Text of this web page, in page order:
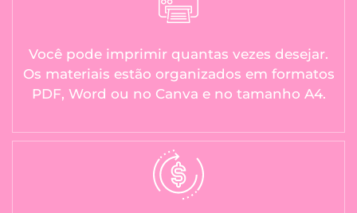
Você pode imprimir quantas vezes desejar.
Os materiais estão organizados em formatos
PDF, Word ou no Canva e no tamanho A4.